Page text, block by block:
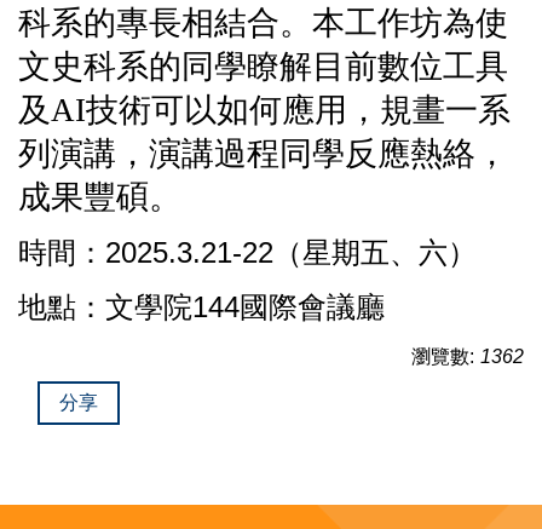
科系的專長相結合。本工作坊為使
文史科系的同學瞭解目前數位工具
及AI技術可以如何應用，規畫一系
列演講，演講過程同學反應熱絡，
成果豐碩。
時間：2025.3.21-22（星期五、六）
地點：文學院144國際會議廳
瀏覽數: 1362
分享